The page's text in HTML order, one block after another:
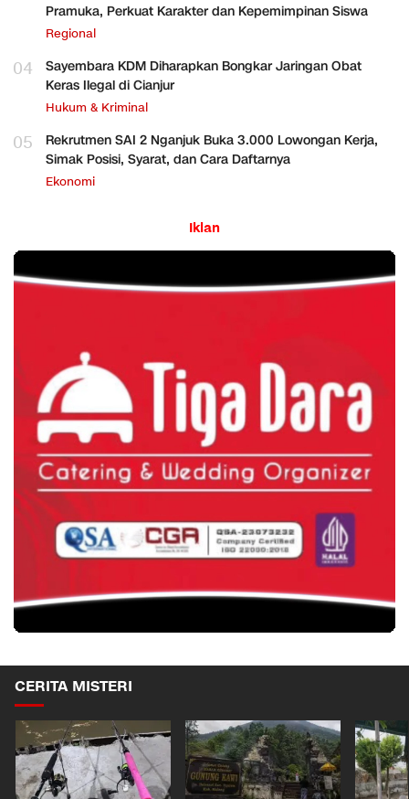
Pramuka, Perkuat Karakter dan Kepemimpinan Siswa
Regional
04
Sayembara KDM Diharapkan Bongkar Jaringan Obat
Keras Ilegal di Cianjur
Hukum & Kriminal
05
Rekrutmen SAI 2 Nganjuk Buka 3.000 Lowongan Kerja,
Simak Posisi, Syarat, dan Cara Daftarnya
Ekonomi
Iklan
CERITA MISTERI